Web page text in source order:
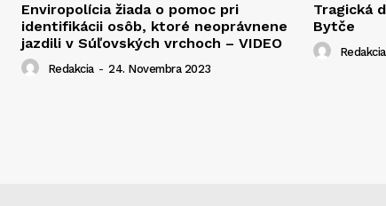
Enviropolícia žiada o pomoc pri
identifikácii osôb, ktoré neoprávnene
jazdili v Súľovských vrchoch – VIDEO
Redakcia - 24. Novembra 2023
Tragická
Bytče
Redakcia